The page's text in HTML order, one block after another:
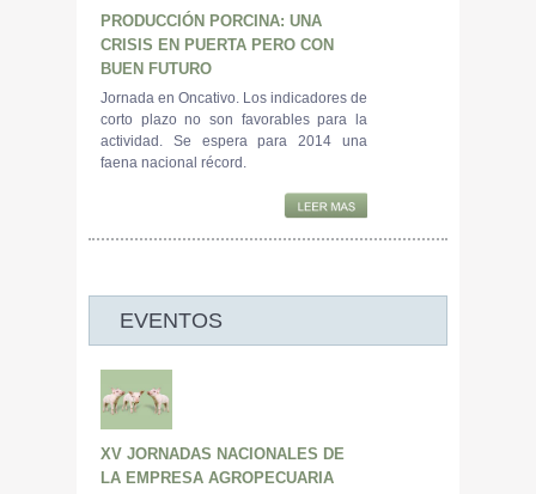
PRODUCCIÓN PORCINA: UNA
CRISIS EN PUERTA PERO CON
BUEN FUTURO
Jornada en Oncativo. Los indicadores de
corto plazo no son favorables para la
actividad. Se espera para 2014 una
faena nacional récord.
EVENTOS
XV JORNADAS NACIONALES DE
LA EMPRESA AGROPECUARIA